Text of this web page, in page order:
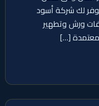
لك شركة أسود
ورش وتطهير
[…]